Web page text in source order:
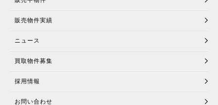
販売物件実績
ニュース
買取物件募集
採用情報
お問い合わせ